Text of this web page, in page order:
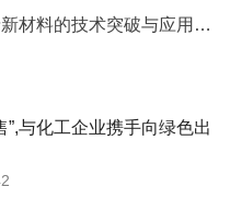
料的技术突破与应用实践
”,与化工企业携手向绿色出